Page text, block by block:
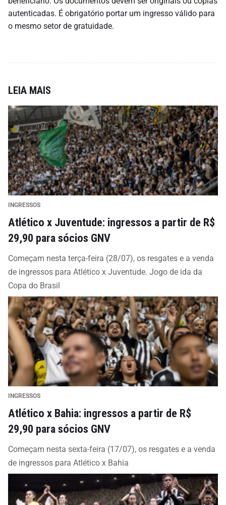
autenticadas. É obrigatório portar um ingresso válido para
o mesmo setor de gratuidade.
LEIA MAIS
INGRESSOS
Atlético x Juventude: ingressos a partir de R$
29,90 para sócios GNV
Começam nesta terça-feira (28/07), os resgates e a venda
de ingressos para Atlético x Juventude. Jogo de ida da
Copa do Brasil
INGRESSOS
Atlético x Bahia: ingressos a partir de R$
29,90 para sócios GNV
Começam nesta sexta-feira (17/07), os resgates e a venda
de ingressos para Atlético x Bahia